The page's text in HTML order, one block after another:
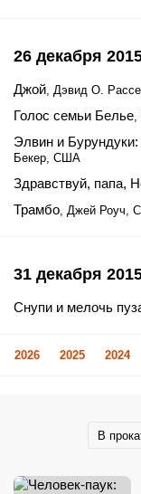
26 декабря
Джой, Дэвид О.
Голос семьи Белье,
Элвин и
Бекер, США
Здравствуй, папа,
Трамбо, Джей Роуч,
31 декабря
Снупи и мелочь
2026 2025 2024
В